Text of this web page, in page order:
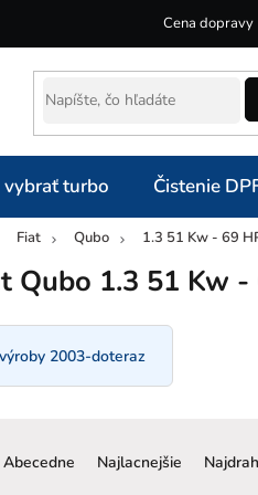
Cena dopravy
turbo Čistenie
Fiat Qubo 1.3 51 Kw - 69
Qubo 1.3 51 Kw
2003-doteraz
Abecedne Najlacnejšie